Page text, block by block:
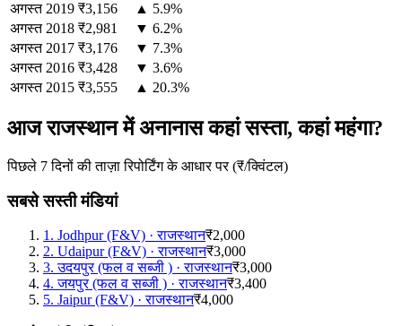
अगस्त 2019 ₹3,156
▲ 5.9%
अगस्त 2018 ₹2,981
▼ 6.2%
अगस्त 2017 ₹3,176
▼ 7.3%
अगस्त 2016 ₹3,428
▼ 3.6%
अगस्त 2015 ₹3,555 ▲ 20.3%
आज राजस्थान में अनानास कहां सस्ता, कहां महंगा?
पिछले 7 दिनों की ताज़ा रिपोर्टिंग के आधार पर (₹/क्विंटल)
सबसे सस्ती मंडियां
1. Jodhpur (F&V) ·राजस्थान₹2,000
2. Udaipur (F&V) ·राजस्थान₹3,000
3.उदयपुर (फल व सब्जी ) ·राजस्थान₹3,000
4.जयपुर (फल व सब्जी ) ·राजस्थान₹3,400
5. Jaipur (F&V) ·राजस्थान₹4,000